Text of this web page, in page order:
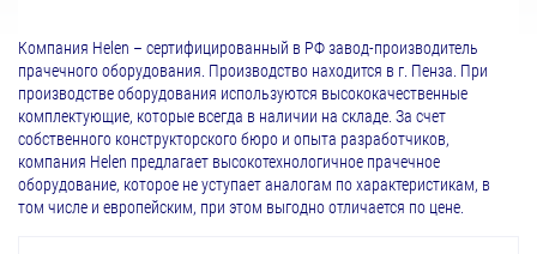
Компания Helen – сертифицированный в РФ завод-производитель
прачечного оборудования. Производство находится в г. Пенза. При
производстве оборудования используются высококачественные
комплектующие, которые всегда в наличии на складе. За счет
собственного конструкторского бюро и опыта разработчиков,
компания Helen предлагает высокотехнологичное прачечное
оборудование, которое не уступает аналогам по характеристикам, в
том числе и европейским, при этом выгодно отличается по цене.